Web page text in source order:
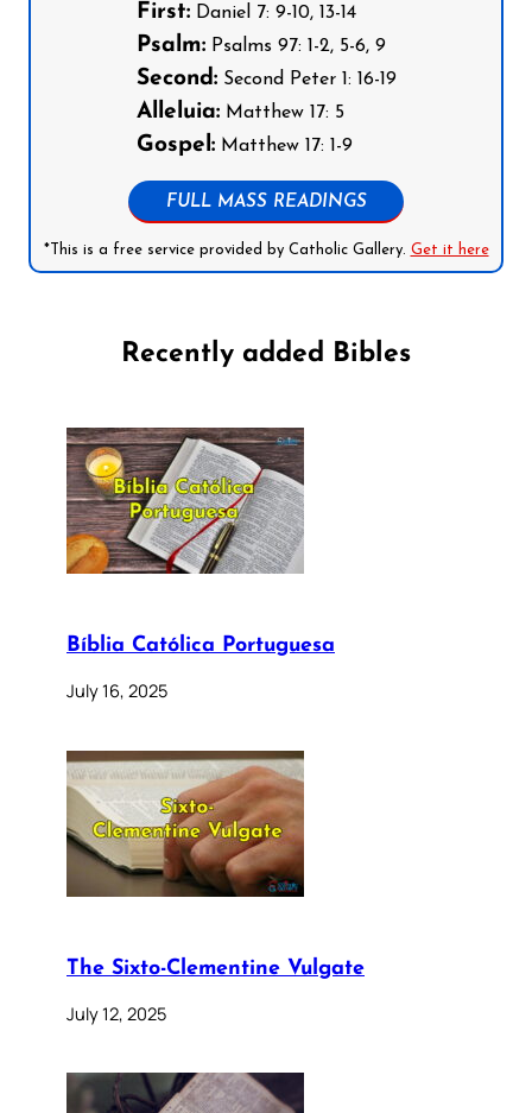
First:Daniel 7: 9-10, 13-14
Psalm:Psalms 97: 1-2, 5-6, 9
Second:Second Peter 1: 16-19
Alleluia:Matthew 17: 5
Gospel:Matthew 17: 1-9
FULL MASS READINGS
*This is a free service provided by Catholic Gallery. Get it here
Recently added Bibles
Bíblia Católica Portuguesa
July 16, 2025
The Sixto-Clementine Vulgate
July 12, 2025